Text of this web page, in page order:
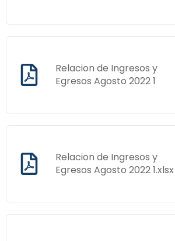
Relacion de Ingresos y
Egresos Agosto 2022 1
Relacion de Ingresos y
Egresos Agosto 2022 1.xlsx